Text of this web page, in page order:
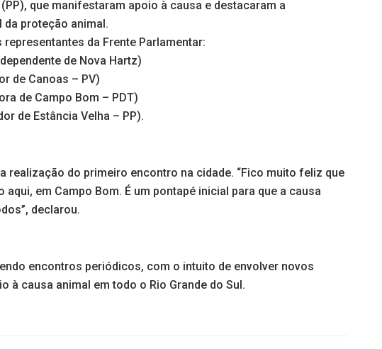
que manifestaram apoio à causa e destacaram a
proteção animal.
da Frente Parlamentar:
de Nova Hartz)
de Canoas – PV)
de Campo Bom – PDT)
de Estância Velha – PP).
realização do primeiro encontro na cidade. “Fico muito feliz que
em Campo Bom. É um pontapé inicial para que a causa
declarou.
encontros periódicos, com o intuito de envolver novos
à causa animal em todo o Rio Grande do Sul.